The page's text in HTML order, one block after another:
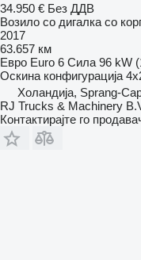
34.950 € Без ДДВ
Возило со дигалка со
2017
63.657 км
Евро Euro 6 Сила 96 kW
Оскина конфигурација
Холандија, Sprang-
RJ Trucks & Machinery
Контактирајте го